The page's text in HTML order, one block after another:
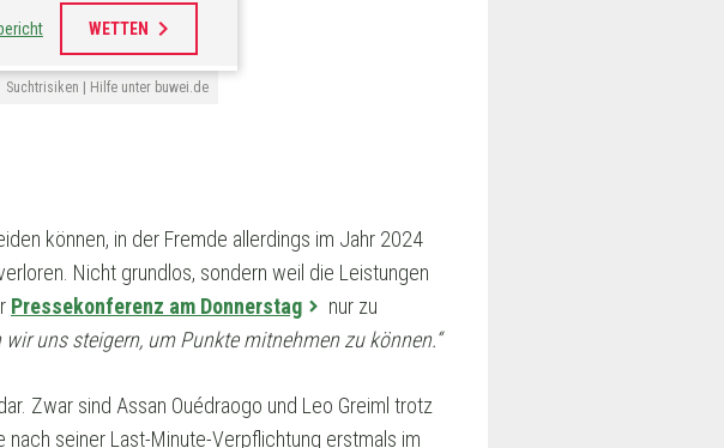
WETTEN keyboard_arrow_right
Suchtrisiken | Hilfe unter buwei.de
können, in der Fremde allerdings im Jahr 2024
Nicht grundlos, sondern weil die Leistungen
Pressekonferenz am Donnerstag
nur zu
uns steigern, um Punkte mitnehmen zu können.“
Zwar sind Assan Ouédraogo und Leo Greiml trotz
nach seiner Last-Minute-Verpflichtung erstmals im